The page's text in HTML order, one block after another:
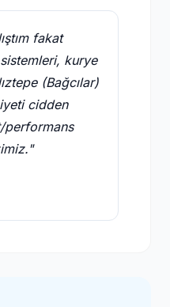
fakat
kurye
(Bağcılar)
cidden
performans